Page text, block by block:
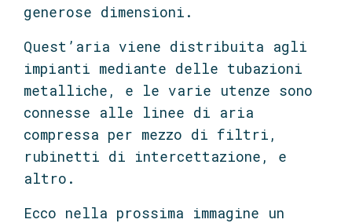
generose dimensioni.
Quest’aria viene distribuita agli
impianti mediante delle tubazioni
metalliche, e le varie utenze sono
connesse alle linee di aria
compressa per mezzo di filtri,
rubinetti di intercettazione, e
altro.
Ecco nella prossima immagine un